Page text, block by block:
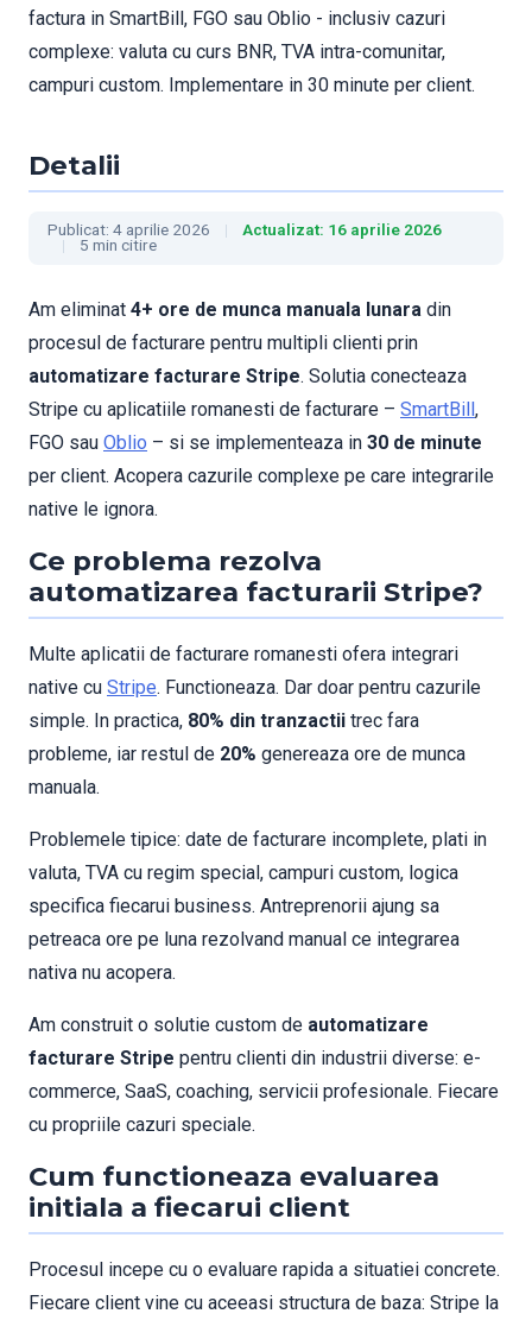
factura in SmartBill, FGO sau Oblio - inclusiv cazuri
complexe: valuta cu curs BNR, TVA intra-comunitar,
campuri custom. Implementare in 30 minute per client.
Detalii
Publicat: 4 aprilie 2026
Actualizat: 16 aprilie 2026
5 min citire
Am eliminat 4+ ore de munca manuala lunara din
procesul de facturare pentru multipli clienti prin
automatizare facturare Stripe. Solutia conecteaza
Stripe cu aplicatiile romanesti de facturare – SmartBill,
FGO sau Oblio – si se implementeaza in 30 de minute
per client. Acopera cazurile complexe pe care integrarile
native le ignora.
Ce problema rezolva
automatizarea facturarii Stripe?
Multe aplicatii de facturare romanesti ofera integrari
native cu Stripe. Functioneaza. Dar doar pentru cazurile
simple. In practica, 80% din tranzactii trec fara
probleme, iar restul de 20% genereaza ore de munca
manuala.
Problemele tipice: date de facturare incomplete, plati in
valuta, TVA cu regim special, campuri custom, logica
specifica fiecarui business. Antreprenorii ajung sa
petreaca ore pe luna rezolvand manual ce integrarea
nativa nu acopera.
Am construit o solutie custom de automatizare
facturare Stripe pentru clienti din industrii diverse: e-
commerce, SaaS, coaching, servicii profesionale. Fiecare
cu propriile cazuri speciale.
Cum functioneaza evaluarea
initiala a fiecarui client
Procesul incepe cu o evaluare rapida a situatiei concrete.
Fiecare client vine cu aceeasi structura de baza: Stripe la